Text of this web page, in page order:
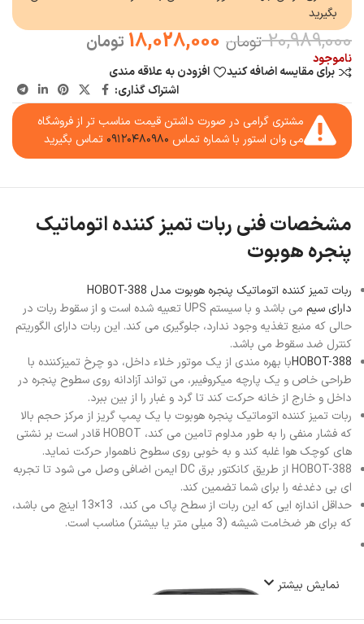
بگیرید
20,989,000 تومان 18,028,000 تومان
ناموجود
برای مقایسه اضافه کنید
افزودن به علاقه مندی
اشتراک گذاری:
مشتری گرامی در صورت داشتن قیمت مناسب تر از فروشگاه
می وان استور با شماره تماس ۰۹۱۲۰۴۸۰۹۸۰ تماس بگیرید
مشخصات فنی ربات تمیز کننده اتوماتیک
پنجره هوبوت
ربات تمیز کننده اتوماتیک پنجره هوبوت مدل HOBOT-388
دارای سیم
می باشد و با سیستم UPS تعبیه شده است و از سقوط ربات در
حالی که منبع تغذیه وجود ندارد، جلوگیری می کند. این ربات دارای الگوریتم
کنترل ضد سقوط می باشد.
HOBOT-388با بهره مندی از یک موتور خلاء داخل، دو چرخ تمیزکننده با
طراحی خاص و یک پارچه میکروفیبر، می تواند آزادانه روی سطوح پنجره در
داخل و خارج از خانه حرکت کند تا گرد و غبار را از بین ببرد.
ربات تمیز کننده اتوماتیک پنجره هوبوت با یک پمپ گریز از مرکز حجم بالا
که فشار منفی را به طور مداوم تامین می کند، HOBOT قادر است بر نشتی
های کوچک هوا غلبه کند و به خوبی روی سطوح ناهموار حرکت نماید.
HOBOT-388 از طریق کانکتور برق DC ایمن اضافی وصل می شود تا تجربه
ای بی دغدغه را برای شما تضمین کند.
حداقل اندازه ایی که این ربات از سطح پاک می کند، 13×13 اینچ می باشد،
که برای هر ضخامت شیشه (3 میلی متر یا بیشتر) مناسب است.
نمایش بیشتر